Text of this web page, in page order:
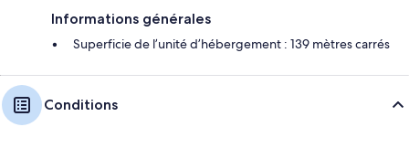
Informations générales
Superficie de l’unité d’hébergement : 139 mètres carrés
Conditions